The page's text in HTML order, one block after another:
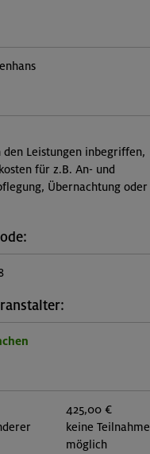
den Leistungen inbegriffen,
für z.B. An- und
Übernachtung oder
425,00 €
keine Teilnahme
möglich